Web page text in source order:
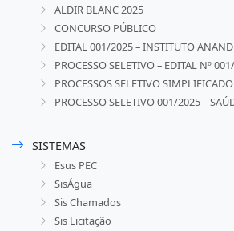
ALDIR BLANC 2025
CONCURSO PÚBLICO
EDITAL 001/2025 – INSTITUTO
PROCESSO SELETIVO – EDITAL Nº
PROCESSOS SELETIVO SIMPLIFICADO
PROCESSO SELETIVO 001/2025 –
SISTEMAS
Esus PEC
SisÁgua
Sis Chamados
Sis Licitação